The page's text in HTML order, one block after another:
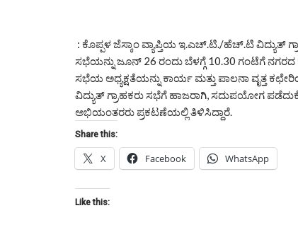
: ಕೊಪ್ಪಳ ಜೆಸ್ಕಾಂ ವ್ಯಾಪ್ತಿಯ ಇ.ಎಚ್.ಟಿ./ಹೆಚ್.ಟಿ ವಿದ್ಯುತ್
ಸಭೆಯನ್ನು ಜೂನ್ 26 ರಂದು ಬೆಳಗ್ಗೆ 10.30 ಗಂಟೆಗೆ
ಸಭೆಯ ಅಧ್ಯಕ್ಷತೆಯನ್ನು ಕಾರ್ಯ ಮತ್ತು ಪಾಲನಾ ವೃತ್ತ
ವಿದ್ಯುತ್ ಗ್ರಾಹಕರು ಸಭೆಗೆ ಹಾಜರಾಗಿ, ಸದುಪಯೋಗ
ಅಭಿಯಂತರರು ಪ್ರಕಟಣೆಯಲ್ಲಿ ತಿಳಿಸಿದ್ದಾರೆ.
Share this:
X Facebook WhatsApp
Like this: